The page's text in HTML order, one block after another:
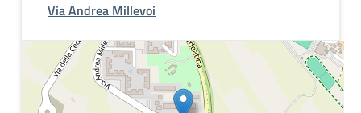
Via Andrea Millevoi